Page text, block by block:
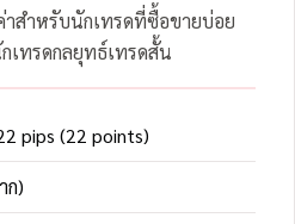
สำหรับนักเทรดที่ซื้อขายบ่อย
เทรดกลยุทธ์เทรดสั้น
pips (22 points)
ก)